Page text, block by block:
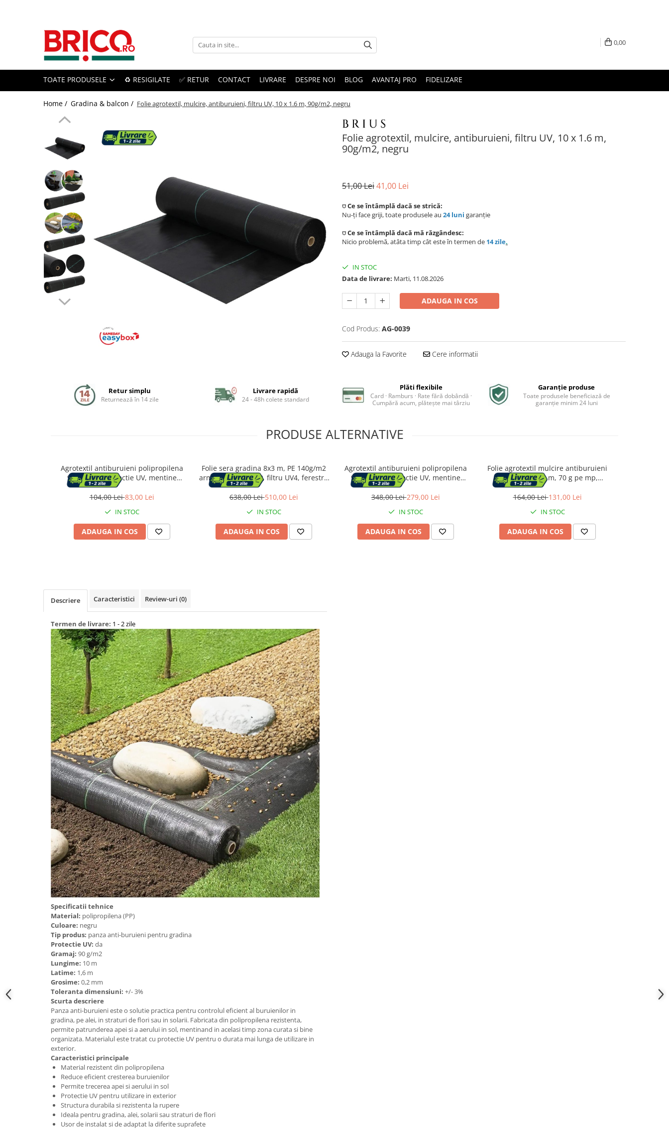
Toate Produsele
Baterii sanitare
Baterii chiuveta baie
Baterii cada si dus
Accesorii baterii
Sisteme de dus
Coloane de dus
Seturi de dus
Sisteme de dus incastrate
Brate si palarii dus
Perii de par electrice
Ondulatoare
Aparate de tuns & ras
Cantare corporale
Mobilier pentru baie
Dulapuri baie
Accesorii baie
Cuiere si suporturi prosoape
Rafturi si depozitare
Accesorii cada
Accesorii lavoare
Cosuri de rufe
Suporturi si accesorii de baie
Bucatarie
Mobila bucatarie
Dulapuri si rafturi depozitare
Mese bucatarie si living
Mobilier bucatarie
Scaune bucatarie & living
Vase & ustensile pentru gatit
0,00
TOATE PRODUSELE ♻️ RESIGILATE ✅ RETUR CONTACT LIVRARE DESPRE NOI BLOG AVANTAJ PRO FIDELIZARE
Home / Gradina & balcon / Folie agrotextil, mulcire, antiburuieni, filtru UV, 10 x 1.6 m, 90g/m2, negru
Folie agrotextil, mulcire, antiburuieni, filtru UV, 10 x 1.6 m,
90g/m2, negru
51,00 Lei41,00 Lei
⛉ Ce se întâmplă dacă se strică:
Nu-ți face griji, toate produsele au 24 luni garanție
⛉ Ce se întâmplă dacă mă răzgândesc:
Nicio problemă, atâta timp cât este în termen de 14 zile.
IN STOC
Data de livrare: Marti, 11.08.2026
ADAUGA IN COS
Cod Produs: AG-0039
Adauga la Favorite Cere informatii
Retur simplu
Returnează în 14 zile
Livrare rapidă
24 - 48h colete standard
Plăti flexibile
Card · Ramburs · Rate fără dobândă ·
Cumpără acum, plătește mai târziu
Garanție produse
Toate produsele beneficiază de
garanție minim 24 luni
PRODUSE ALTERNATIVE
Agrotextil antiburuieni polipropilena
90g/m2 cu protectie UV, mentine
umiditatea solului, 50x1.1 m, negru
104,00 Lei83,00 Lei
IN STOC
ADAUGA IN COS
Folie sera gradina 8x3 m, PE 140g/m2
armata cu plasa PP, filtru UV4, ferestre
velcro si usa fermoar, verde
638,00 Lei510,00 Lei
IN STOC
ADAUGA IN COS
Agrotextil antiburuieni polipropilena
90g/m2 cu protectie UV, mentine
umiditatea solului, 100x1.6 m, negru
348,00 Lei279,00 Lei
IN STOC
ADAUGA IN COS
Folie agrotextil mulcire antiburuieni
filtru uv 50x1.6 m, 70 g pe mp,
protectie, alb
164,00 Lei131,00 Lei
IN STOC
ADAUGA IN COS
Descriere Caracteristici Review-uri (0)
Termen de livrare: 1 - 2 zile
Specificatii tehnice
Material: polipropilena (PP)
Culoare: negru
Tip produs: panza anti-buruieni pentru gradina
Protectie UV: da
Gramaj: 90 g/m2
Lungime: 10 m
Latime: 1,6 m
Grosime: 0,2 mm
Toleranta dimensiuni: +/- 3%
Scurta descriere
Panza anti-buruieni este o solutie practica pentru controlul eficient al buruienilor in
gradina, pe alei, in straturi de flori sau in solarii. Fabricata din polipropilena rezistenta,
permite patrunderea apei si a aerului in sol, mentinand in acelasi timp zona curata si bine
organizata. Materialul este tratat cu protectie UV pentru o durata mai lunga de utilizare in
exterior.
Caracteristici principale
Material rezistent din polipropilena
Reduce eficient cresterea buruienilor
Permite trecerea apei si aerului in sol
Protectie UV pentru utilizare in exterior
Structura durabila si rezistenta la rupere
Ideala pentru gradina, alei, solarii sau straturi de flori
Usor de instalat si de adaptat la diferite suprafete